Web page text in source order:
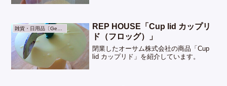
REP HOUSE「Cup lid カップリ
ド（フロッグ）」
閉業したオーサム株式会社の商品「Cup
lid カップリド」を紹介しています。